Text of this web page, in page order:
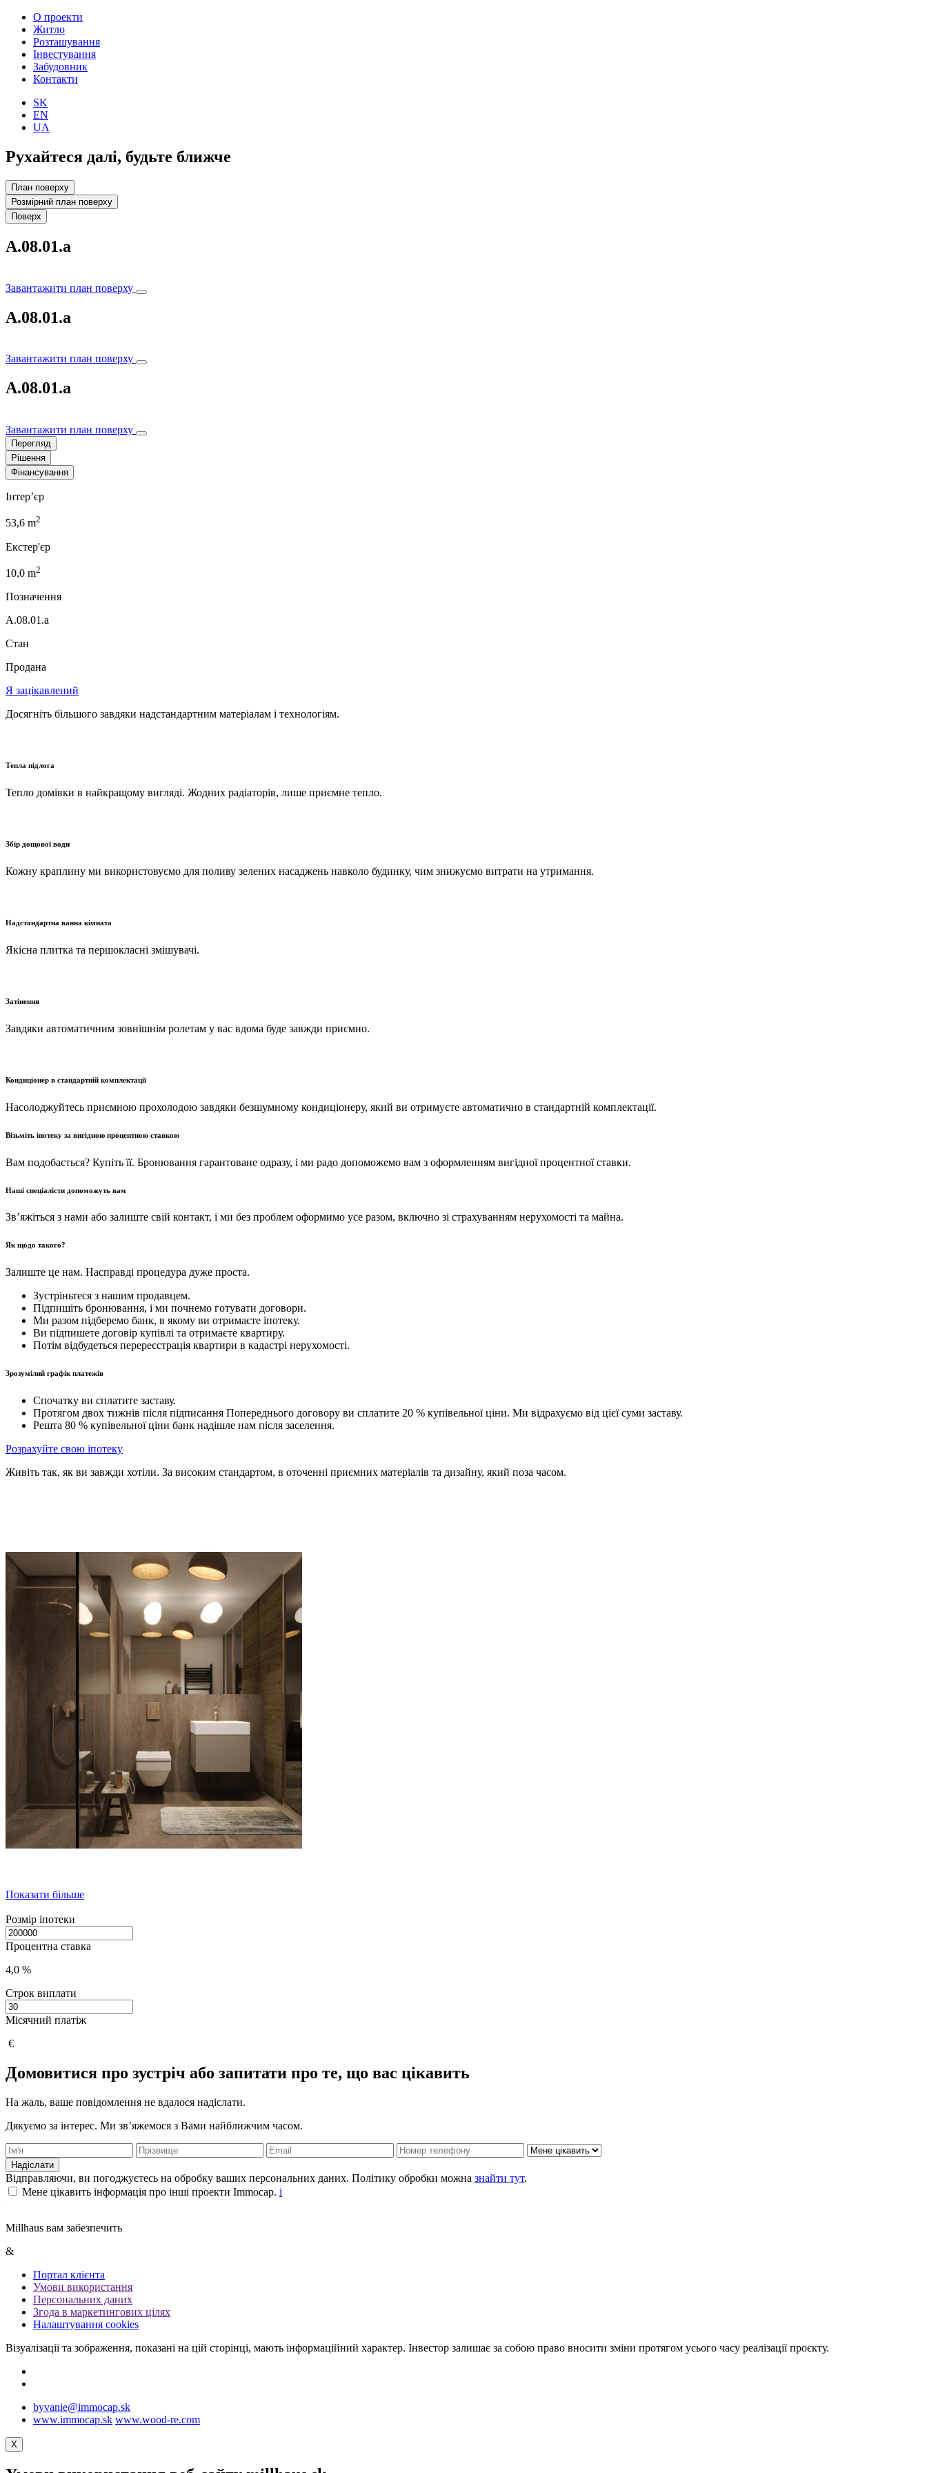
О проекти
Житло
Розташування
Інвестування
Забудовник
Контакти
SK
EN
UA
Рухайтеся далі, будьте ближче
План поверху
Розмірний план поверху
Поверх
A.08.01.a
Завантажити план поверху
A.08.01.a
Завантажити план поверху
A.08.01.a
Завантажити план поверху
Перегляд
Рішення
Фінансування
Інтер’єр
53,6 m2
Екстер'єр
10,0 m2
Позначення
A.08.01.a
Стан
Продана
Я зацікавлений
Досягніть більшого завдяки надстандартним матеріалам і технологіям.
Тепла підлога
Тепло домівки в найкращому вигляді. Жодних радіаторів, лише приємне тепло.
Збір дощової води
Кожну краплину ми використовуємо для поливу зелених насаджень навколо будинку, чим знижуємо витрати на утримання.
Надстандартна ванна кімната
Якісна плитка та першокласні змішувачі.
Затінення
Завдяки автоматичним зовнішнім ролетам у вас вдома буде завжди приємно.
Кондиціонер в стандартній комплектації
Насолоджуйтесь приємною прохолодою завдяки безшумному кондиціонеру, який ви отримуєте автоматично в стандартній комплектації.
Візьміть іпотеку за вигідною процентною ставкою
Вам подобається? Купіть її. Бронювання гарантоване одразу, і ми радо допоможемо вам з оформленням вигідної процентної ставки.
Наші спеціалісти допоможуть вам
Зв’яжіться з нами або залиште свій контакт, і ми без проблем оформимо усе разом, включно зі страхуванням нерухомості та майна.
Як щодо такого?
Залиште це нам. Насправді процедура дуже проста.
Зустріньтеся з нашим продавцем.
Підпишіть бронювання, і ми почнемо готувати договори.
Ми разом підберемо банк, в якому ви отримаєте іпотеку.
Ви підпишете договір купівлі та отримаєте квартиру.
Потім відбудеться перереєстрація квартири в кадастрі нерухомості.
Зрозумілий графік платежів
Спочатку ви сплатите заставу.
Протягом двох тижнів після підписання Попереднього договору ви сплатите 20 % купівельної ціни. Ми відрахуємо від цієї суми заставу.
Решта 80 % купівельної ціни банк надішле нам після заселення.
Розрахуйте свою іпотеку
Живіть так, як ви завжди хотіли. За високим стандартом, в оточенні приємних матеріалів та дизайну, який поза часом.
Показати більше
Розмір іпотеки
Процентна ставка
4,0 %
Строк виплати
Місячний платіж
€
Домовитися про зустріч або запитати про те, що вас цікавить
На жаль, ваше повідомлення не вдалося надіслати.
Дякуємо за інтерес. Ми зв’яжемося з Вами найближчим часом.
Надіслати
Відправляючи, ви погоджуєтесь на обробку ваших персональних даних. Політику обробки можна знайти тут.
Мене цікавить інформація про інші проекти Immocap. i
Millhaus вам забезпечить
&
Портал клієнта
Умови використання
Персональних даних
Згода в маркетингових цілях
Налаштування cookies
Візуалізації та зображення, показані на цій сторінці, мають інформаційний характер. Інвестор залишає за собою право вносити зміни протягом усього часу реалізації проєкту.
byvanie@immocap.sk
www.immocap.sk www.wood-re.com
X